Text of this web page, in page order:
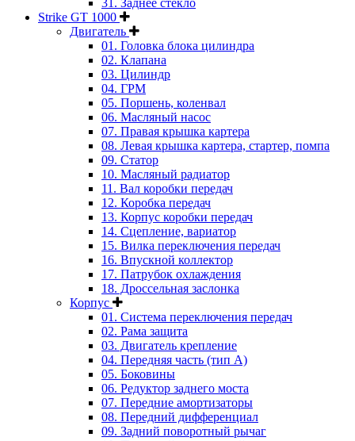
31. Заднее стекло
Strike GT 1000
Двигатель
01. Головка блока цилиндра
02. Клапана
03. Цилиндр
04. ГРМ
05. Поршень, коленвал
06. Масляный насос
07. Правая крышка картера
08. Левая крышка картера, стартер, помпа
09. Статор
10. Масляный радиатор
11. Вал коробки передач
12. Коробка передач
13. Корпус коробки передач
14. Сцепление, вариатор
15. Вилка переключения передач
16. Впускной коллектор
17. Патрубок охлаждения
18. Дроссельная заслонка
Корпус
01. Система переключения передач
02. Рама защита
03. Двигатель крепление
04. Передняя часть (тип А)
05. Боковины
06. Редуктор заднего моста
07. Передние амортизаторы
08. Передний дифференциал
09. Задний поворотный рычаг